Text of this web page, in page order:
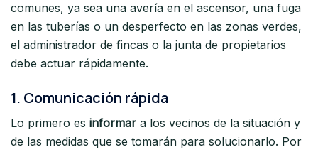
comunes, ya sea una avería en el ascensor, una fuga
en las tuberías o un desperfecto en las zonas verdes,
el administrador de fincas o la junta de propietarios
debe actuar rápidamente.
1. Comunicación rápida
Lo primero es informar a los vecinos de la situación y
de las medidas que se tomarán para solucionarlo. Por